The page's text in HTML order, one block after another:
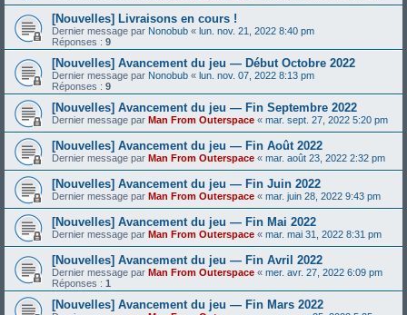
[Nouvelles] Livraisons en cours !
Dernier message par Nonobub « lun. nov. 21, 2022 8:40 pm
Réponses : 9
[Nouvelles] Avancement du jeu — Début Octobre 2022
Dernier message par Nonobub « lun. nov. 07, 2022 8:13 pm
Réponses : 9
[Nouvelles] Avancement du jeu — Fin Septembre 2022
Dernier message par Man From Outerspace « mar. sept. 27, 2022 5:20 pm
[Nouvelles] Avancement du jeu — Fin Août 2022
Dernier message par Man From Outerspace « mar. août 23, 2022 2:32 pm
[Nouvelles] Avancement du jeu — Fin Juin 2022
Dernier message par Man From Outerspace « mar. juin 28, 2022 9:43 pm
[Nouvelles] Avancement du jeu — Fin Mai 2022
Dernier message par Man From Outerspace « mar. mai 31, 2022 8:31 pm
[Nouvelles] Avancement du jeu — Fin Avril 2022
Dernier message par Man From Outerspace « mer. avr. 27, 2022 6:09 pm
Réponses : 1
[Nouvelles] Avancement du jeu — Fin Mars 2022